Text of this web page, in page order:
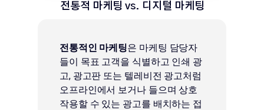
전통적 마케팅 vs. 디지털 마케팅
전통적인 마케팅은 마케팅 담당자
들이 목표 고객을 식별하고 인쇄 광
고, 광고판 또는 텔레비전 광고처럼
오프라인에서 보거나 들으며 상호
작용할 수 있는 광고를 배치하는 접